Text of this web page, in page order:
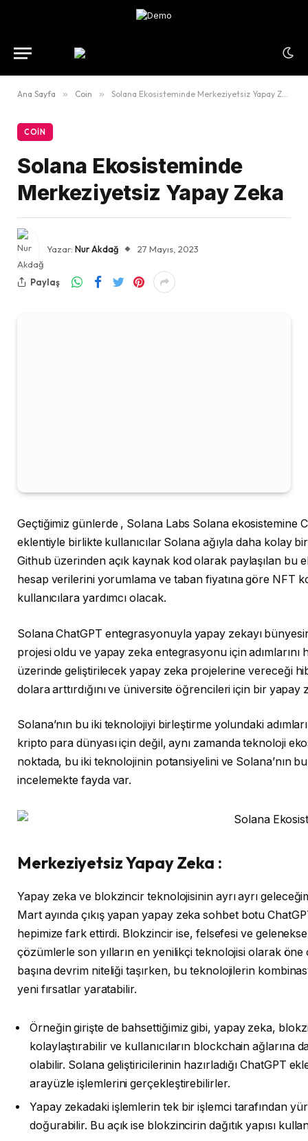
Ana Sayfa » Coin » Solana Ekosisteminde Merkeziyetsiz Yapay Zeka
COIN
Solana Ekosisteminde
Merkeziyetsiz Yapay Zeka
Yazar: Nur Akdağ 27 Mayıs, 2023
Paylaş
Geçtiğimiz günlerde , Solana Labs Solana ekosistemine
eklentiyle birlikte kullanıcılar Solana ağıyla daha kolay
Github üzerinden açık kaynak kod olarak paylaşılan bu
hesap verilerini yorumlama ve taban fiyatına göre NFT
kullanıcılara yardımcı olacak.
Solana ChatGPT entegrasyonuyla yapay zekayı
projesi oldu ve yapay zeka entegrasyonu için adımlarını
üzerinde geliştirilecek yapay zeka projelerine vereceği
dolara arttırdığını ve üniversite öğrencileri için bir yapay
Solana’nın bu iki teknolojiyi birleştirme yolundaki
kripto para dünyası için değil, aynı zamanda teknoloji
noktada, bu iki teknolojinin potansiyelini ve Solana’nın bu
incelemekte fayda var.
Merkeziyetsiz Yapay Zeka :
Yapay zeka ve blokzincir teknolojisinin ayrı ayrı
Mart ayında çıkış yapan yapay zeka sohbet botu
hepimize fark ettirdi. Blokzincir ise, felsefesi ve
çözümlerle son yılların en yenilikçi teknolojisi olarak öne
başına devrim niteliği taşırken, bu teknolojilerin
yeni fırsatlar yaratabilir.
Örneğin girişte de bahsettiğimiz gibi, yapay zeka,
kolaylaştırabilir ve kullanıcıların blockchain ağlarına
olabilir. Solana geliştiricilerinin hazırladığı ChatGPT
arayüzle işlemlerini gerçekleştirebilirler.
Yapay zekadaki işlemlerin tek bir işlemci tarafından
doğurabilir. Bu açık ise blokzincirin dağıtık yapısı